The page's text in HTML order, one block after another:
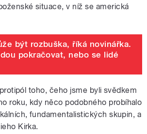
situace, v níž se americká
být rozbuška, říká novinářka.
pokračovat, nebo se lidé
toho, čeho jsme byli svědkem
roku, kdy něco podobného probíhalo
fundamentalistických skupin, a
Kirka.